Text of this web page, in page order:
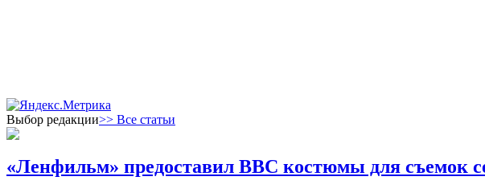
Выбор редакции>> Все статьи
«Ленфильм» предоставил ВВС костюмы для съемок